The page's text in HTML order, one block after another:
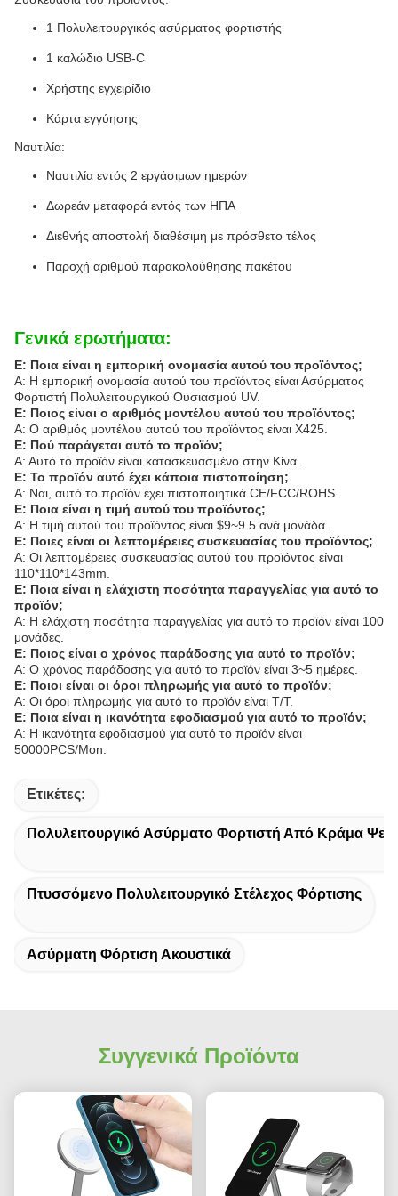
1 Πολυλειτουργικός ασύρματος φορτιστής
1 καλώδιο USB-C
Χρήστης εγχειρίδιο
Κάρτα εγγύησης
Ναυτιλία:
Ναυτιλία εντός 2 εργάσιμων ημερών
Δωρεάν μεταφορά εντός των ΗΠΑ
Διεθνής αποστολή διαθέσιμη με πρόσθετο τέλος
Παροχή αριθμού παρακολούθησης πακέτου
Γενικά ερωτήματα:
Ε: Ποια είναι η εμπορική ονομασία αυτού του προϊόντος;
Α: Η εμπορική ονομασία αυτού του προϊόντος είναι Ασύρματος
Φορτιστή Πολυλειτουργικού Ουσιασμού UV.
Ε: Ποιος είναι ο αριθμός μοντέλου αυτού του προϊόντος;
Α: Ο αριθμός μοντέλου αυτού του προϊόντος είναι X425.
Ε: Πού παράγεται αυτό το προϊόν;
Α: Αυτό το προϊόν είναι κατασκευασμένο στην Κίνα.
Ε: Το προϊόν αυτό έχει κάποια πιστοποίηση;
Α: Ναι, αυτό το προϊόν έχει πιστοποιητικά CE/FCC/ROHS.
Ε: Ποια είναι η τιμή αυτού του προϊόντος;
Α: Η τιμή αυτού του προϊόντος είναι $9~9.5 ανά μονάδα.
Ε: Ποιες είναι οι λεπτομέρειες συσκευασίας του προϊόντος;
Α: Οι λεπτομέρειες συσκευασίας αυτού του προϊόντος είναι
110*110*143mm.
Ε: Ποια είναι η ελάχιστη ποσότητα παραγγελίας για αυτό το
προϊόν;
Α: Η ελάχιστη ποσότητα παραγγελίας για αυτό το προϊόν είναι 100
μονάδες.
Ε: Ποιος είναι ο χρόνος παράδοσης για αυτό το προϊόν;
Α: Ο χρόνος παράδοσης για αυτό το προϊόν είναι 3~5 ημέρες.
Ε: Ποιοι είναι οι όροι πληρωμής για αυτό το προϊόν;
Α: Οι όροι πληρωμής για αυτό το προϊόν είναι T/T.
Ε: Ποια είναι η ικανότητα εφοδιασμού για αυτό το προϊόν;
Α: Η ικανότητα εφοδιασμού για αυτό το προϊόν είναι
50000PCS/Mon.
Ετικέτες:
Πολυλειτουργικό Ασύρματο Φορτιστή Από Κράμα
Πτυσσόμενο Πολυλειτουργικό Στέλεχος Φόρτισης
Ασύρματη Φόρτιση Ακουστικά
Συγγενικά Προϊόντα